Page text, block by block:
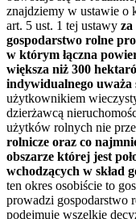
znajdziemy w ustawie o
art. 5 ust. 1 tej ustawy za
gospodarstwo rolne
w którym łączna
większa niż 300
indywidualnego uważa
użytkownikiem
dzierżawcą
użytków rolnych nie
rolnicze oraz co
obszarze której jest
wchodzących w skład
ten okres osobiście to
prowadzi gospodarstwo
podejmuje wszelkie